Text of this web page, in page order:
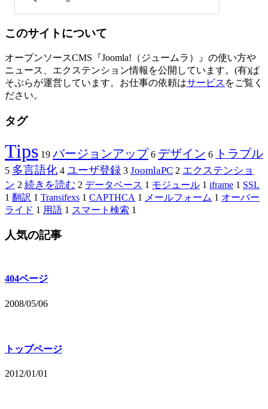
このサイトについて
オープンソースCMS『Joomla!（ジュームラ）』の使い方や
ニュース、エクステンション情報を公開しています。(有)ぱ
そぷらが運営しています。お仕事の依頼はサービス をご覧く
ださい。
タグ
Tips 19 バージョンアップ 6 デザイン 6 トラブル
5 多言語化 4 ユーザ登録 3 JoomlaPC 2 エクステンショ
ン 2 続きを読む 2 データベース 1 モジュール 1 iframe 1 SSL
1 翻訳 1 Transifexs 1 CAPTHCA 1 メールフォーム 1 オーバー
ライド 1 用語 1 スマート検索 1
人気の記事
404ページ
2008/05/06
トップページ
2012/01/01